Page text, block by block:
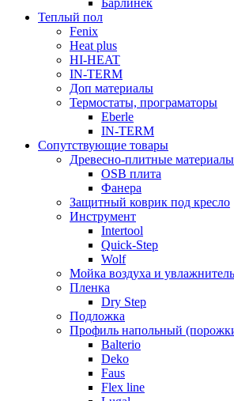
Теплый пол
Fenix
Heat plus
HI-HEAT
IN-TERM
Доп материалы
Термостаты, програматоры
Eberle
IN-TERM
Сопутствующие товары
Древесно-плитные материалы
OSB плита
Фанера
Защитный коврик под кресло
Инструмент
Intertool
Quick-Step
Wolf
Мойка воздуха и увлажнитель
Пленка
Dry Step
Подложка
Профиль напольный
Balterio
Deko
Faus
Flex line